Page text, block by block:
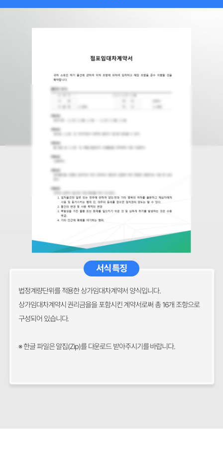
서식 특징
법정계량단위를 적용한 상가임대차계약서 양식입니다.
상가임대차계약시 권리금을을 포함시킨 계약서로써 총 16개 조항으로
구성되어 있습니다.
※ 한글 파일은 알집(Zip)를 다운로드 받아주시기를 바랍니다.